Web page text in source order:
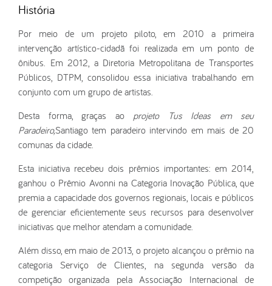
História
Por meio de um projeto piloto, em 2010 a primeira
intervenção artístico-cidadã foi realizada em um ponto de
ônibus. Em 2012, a Diretoria Metropolitana de Transportes
Públicos, DTPM, consolidou essa iniciativa trabalhando em
conjunto com um grupo de artistas.
Desta forma, graças ao projeto Tus Ideas em seu
Paradeiro,Santiago tem paradeiro intervindo em mais de 20
comunas da cidade.
Esta iniciativa recebeu dois prêmios importantes: em 2014,
ganhou o Prêmio Avonni na Categoria Inovação Pública, que
premia a capacidade dos governos regionais, locais e públicos
de gerenciar eficientemente seus recursos para desenvolver
iniciativas que melhor atendam a comunidade.
Além disso, em maio de 2013, o projeto alcançou o prêmio na
categoria Serviço de Clientes, na segunda versão da
competição organizada pela Associação Internacional de